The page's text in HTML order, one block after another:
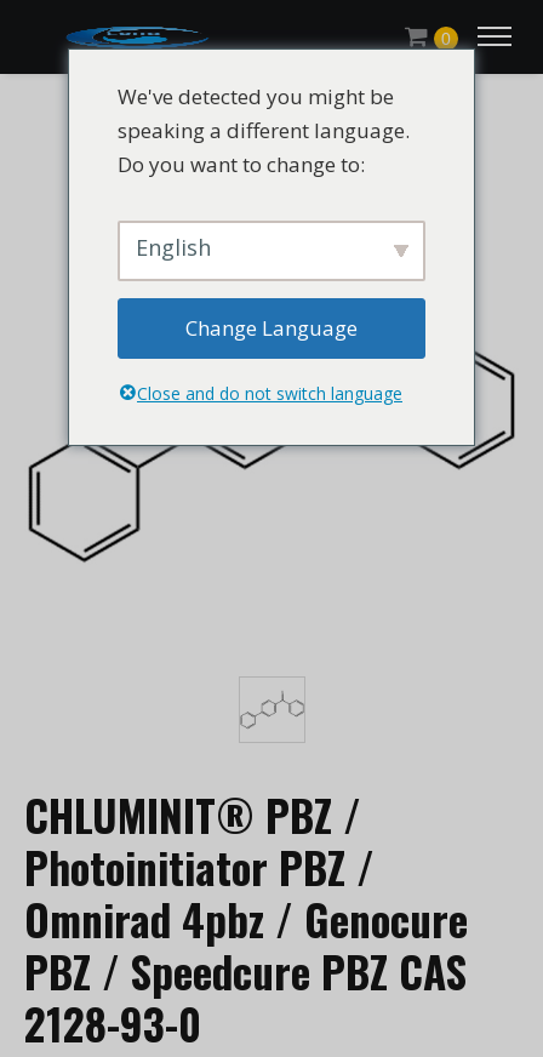
0
CHLUMINIT® PBZ /
Photoinitiator PBZ /
Omnirad 4pbz / Genocure
PBZ / Speedcure PBZ CAS
2128-93-0
We've detected you might be
speaking a different language.
Do you want to change to:
English
Change Language
Close and do not switch language